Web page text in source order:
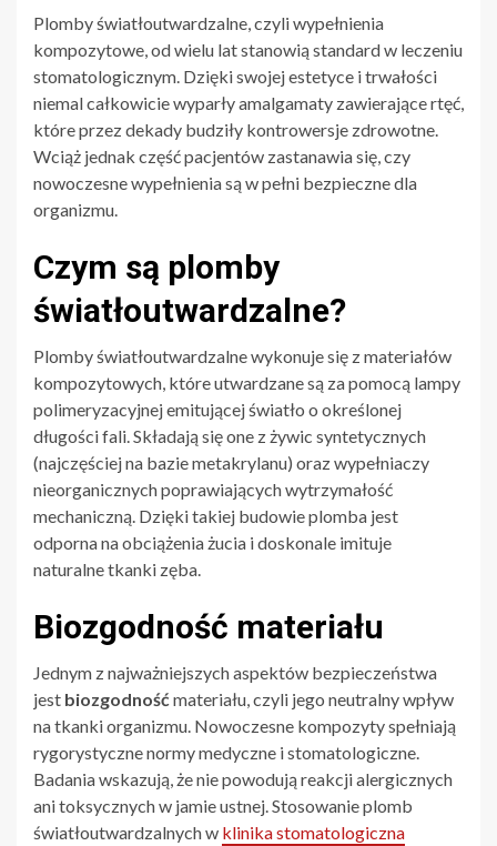
Plomby światłoutwardzalne, czyli wypełnienia
kompozytowe, od wielu lat stanowią standard w leczeniu
stomatologicznym. Dzięki swojej estetyce i trwałości
niemal całkowicie wyparły amalgamaty zawierające rtęć,
które przez dekady budziły kontrowersje zdrowotne.
Wciąż jednak część pacjentów zastanawia się, czy
nowoczesne wypełnienia są w pełni bezpieczne dla
organizmu.
Czym są plomby
światłoutwardzalne?
Plomby światłoutwardzalne wykonuje się z materiałów
kompozytowych, które utwardzane są za pomocą lampy
polimeryzacyjnej emitującej światło o określonej
długości fali. Składają się one z żywic syntetycznych
(najczęściej na bazie metakrylanu) oraz wypełniaczy
nieorganicznych poprawiających wytrzymałość
mechaniczną. Dzięki takiej budowie plomba jest
odporna na obciążenia żucia i doskonale imituje
naturalne tkanki zęba.
Biozgodność materiału
Jednym z najważniejszych aspektów bezpieczeństwa
jest biozgodnośćmateriału, czyli jego neutralny wpływ
na tkanki organizmu. Nowoczesne kompozyty spełniają
rygorystyczne normy medyczne i stomatologiczne.
Badania wskazują, że nie powodują reakcji alergicznych
ani toksycznych w jamie ustnej. Stosowanie plomb
światłoutwardzalnych w klinika stomatologiczna